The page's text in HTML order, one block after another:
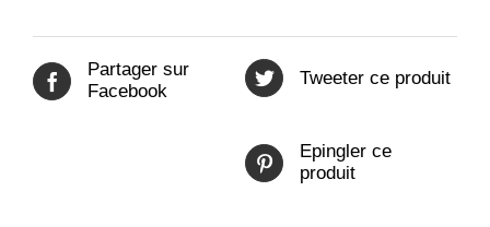
Partager sur
Facebook
Tweeter ce produit
Epingler ce
produit